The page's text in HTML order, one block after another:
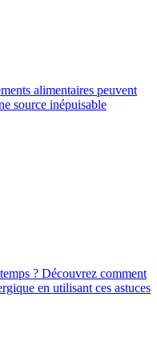
alimentaires peuvent
source inépuisable
? Découvrez comment
en utilisant ces astuces